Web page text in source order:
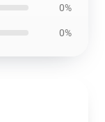
0%
0%